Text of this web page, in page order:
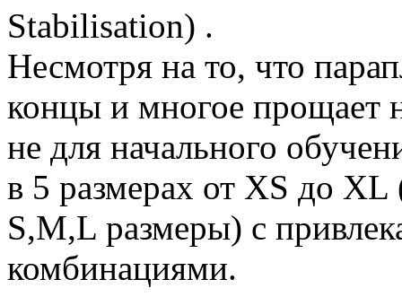
Stabilisation) .
Несмотря на то, что
концы и многое прощает
не для начального
в 5 размерах от XS до
S,M,L размеры) с
комбинациями.